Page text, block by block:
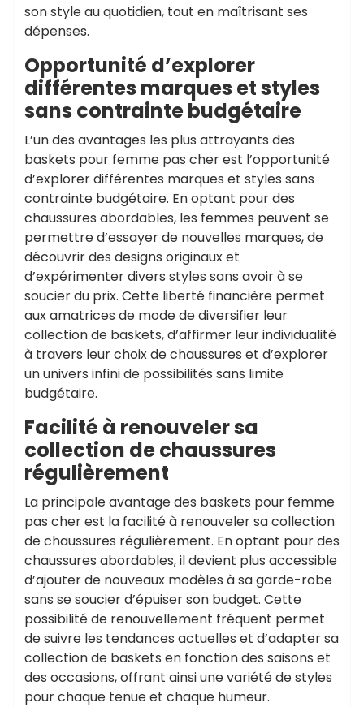
son style au quotidien, tout en maîtrisant ses
dépenses.
Opportunité d’explorer
différentes marques et styles
sans contrainte budgétaire
L’un des avantages les plus attrayants des
baskets pour femme pas cher est l’opportunité
d’explorer différentes marques et styles sans
contrainte budgétaire. En optant pour des
chaussures abordables, les femmes peuvent se
permettre d’essayer de nouvelles marques, de
découvrir des designs originaux et
d’expérimenter divers styles sans avoir à se
soucier du prix. Cette liberté financière permet
aux amatrices de mode de diversifier leur
collection de baskets, d’affirmer leur individualité
à travers leur choix de chaussures et d’explorer
un univers infini de possibilités sans limite
budgétaire.
Facilité à renouveler sa
collection de chaussures
régulièrement
La principale avantage des baskets pour femme
pas cher est la facilité à renouveler sa collection
de chaussures régulièrement. En optant pour des
chaussures abordables, il devient plus accessible
d’ajouter de nouveaux modèles à sa garde-robe
sans se soucier d’épuiser son budget. Cette
possibilité de renouvellement fréquent permet
de suivre les tendances actuelles et d’adapter sa
collection de baskets en fonction des saisons et
des occasions, offrant ainsi une variété de styles
pour chaque tenue et chaque humeur.